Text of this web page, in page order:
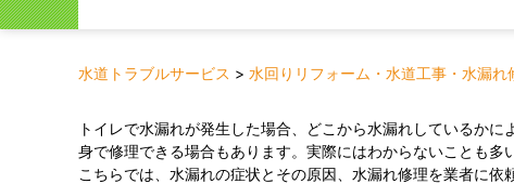
水道トラブルサービス > 水回りリフォーム・水道工事・水漏れ
トイレで水漏れが発生した場合、どこから水漏れしているか
身で修理できる場合もあります。実際にはわからないことも多
こちらでは、水漏れの症状とその原因、水漏れ修理を業者に